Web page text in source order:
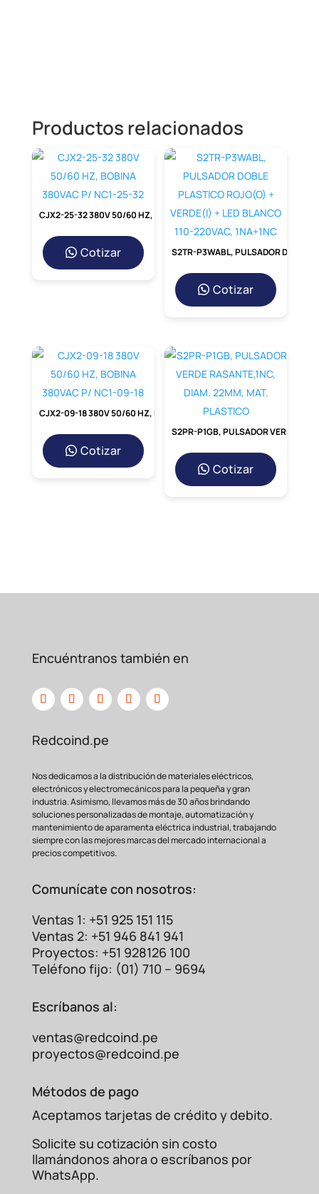
Productos relacionados
Cotizar
Cotizar
Cotizar
Cotizar
Encuéntranos también en
Redcoind.pe
Nos dedicamos a la distribución de materiales eléctricos,
electrónicos y electromecánicos para la pequeña y gran
industria. Asimismo, llevamos más de 30 años brindando
soluciones personalizadas de montaje, automatización y
mantenimiento de aparamenta eléctrica industrial, trabajando
siempre con las mejores marcas del mercado internacional a
precios competitivos.
Comunícate con nosotros:
Ventas 1: +51 925 151 115
Ventas 2: +51 946 841 941
Proyectos: +51 928126 100
Teléfono fijo: (01) 710 – 9694
Escríbanos al:
ventas@redcoind.pe
proyectos@redcoind.pe
Métodos de pago
Aceptamos tarjetas de crédito y debito.
Solicite su cotización sin costo
llamándonos ahora o escríbanos por
WhatsApp.